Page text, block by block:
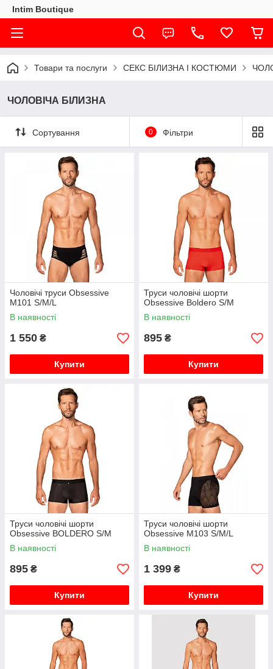
Intim Boutique
Товари та послуги СЕКС БІЛИЗНА І КОСТЮМИ
ЧОЛОВІЧА БІЛИЗНА
Сортування 0 Фільтри
Чоловічі труси Obsessive
М101 S/M/L
В наявності
1 550 ₴
Купити
Труси чоловічі шорти
Obsessive Boldero S/M
В наявності
895 ₴
Купити
Труси чоловічі шорти
Obsessive BOLDERO S/M
В наявності
895 ₴
Купити
Труси чоловічі шорти
Obsessive M103 S/M/L
В наявності
1 399 ₴
Купити